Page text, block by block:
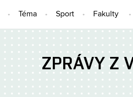
Téma Sport Fakulty
ZPRÁVY Z